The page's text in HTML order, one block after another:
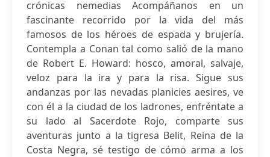
crónicas nemedias Acompáñanos en un
fascinante recorrido por la vida del más
famosos de los héroes de espada y brujería.
Contempla a Conan tal como salió de la mano
de Robert E. Howard: hosco, amoral, salvaje,
veloz para la ira y para la risa. Sigue sus
andanzas por las nevadas planicies aesires, ve
con él a la ciudad de los ladrones, enfréntate a
su lado al Sacerdote Rojo, comparte sus
aventuras junto a la tigresa Belit, Reina de la
Costa Negra, sé testigo de cómo arma a los